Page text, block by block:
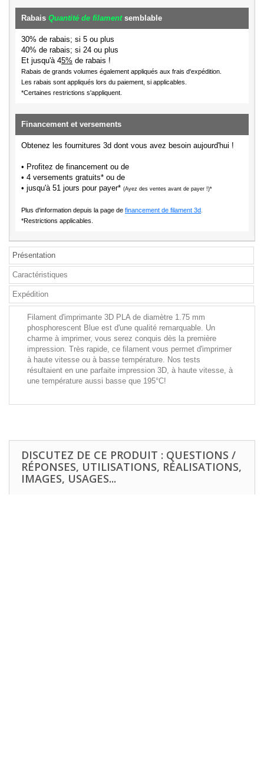
Rabais Quantité de filamentsemblable
30% de rabais; si 5 ou plus
40% de rabais; si 24 ou plus
Et jusqu'à 45% de rabais !
Rabais de grands volumes également appliqués aux frais d'expédition.
Les rabais sont appliqués lors du paiement, si applicables.
*Certaines restrictions s'appliquent.
Financement et versements
Obtenez les fournitures 3d dont vous avez besoin aujourd'hui !
• Profitez de financement ou de
• 4 versements gratuits* ou de
• jusqu'à 51 jours pour payer* (Ayez des ventes avant de payer !)*
Plus d'information depuis la page de financement de filament 3d
*Restrictions applicables.
Présentation
Caractéristiques
Expédition
Filament d'imprimante 3D PLA de diamètre 1.75 mm
phosphorescent Blue est d'une qualité remarquable. Un
charme à imprimer, vous serez conquis dès la première
impression. Très rapide, ce filament vous permet d'imprimer
à haute vitesse ou à basse température. Nos tests
résultaient en une parfaite impression 3D, à haute vitesse, à
une température aussi basse que 195°C!
DISCUTEZ DE CE PRODUIT : QUESTIONS /
RÉPONSES, UTILISATIONS, RÉALISATIONS,
IMAGES, USAGES...